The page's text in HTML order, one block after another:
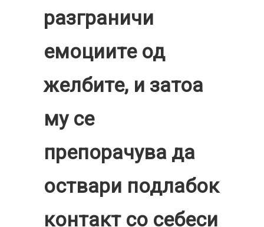
разграничи
емоциите од
желбите, и затоа
му се
препорачува да
оствари подлабок
контакт со себеси